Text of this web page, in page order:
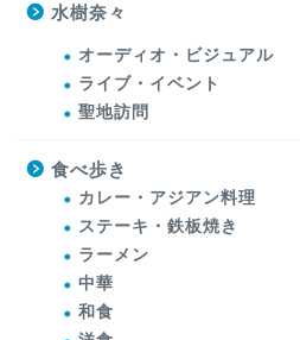
水樹奈々
オーディオ・ビジュアル
ライブ・イベント
聖地訪問
食べ歩き
カレー・アジアン料理
ステーキ・鉄板焼き
ラーメン
中華
和食